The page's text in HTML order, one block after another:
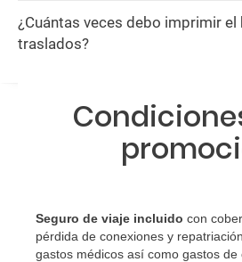
¿Cuántas veces debo imprimir el
traslados?
Seguro de viaje incluido con
pérdida de conexiones y
gastos médicos así como gastos de